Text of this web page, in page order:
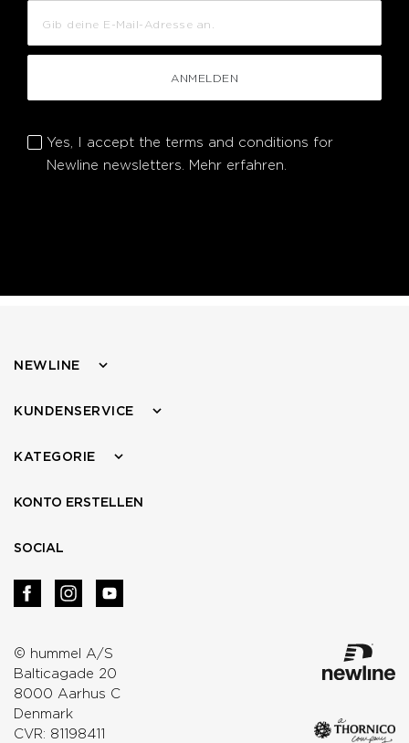
ANMELDEN
Yes, I accept the terms and conditions for
Newline newsletters. Mehr erfahren.
© hummel A/S
Balticagade 20
8000 Aarhus C
Denmark
CVR: 81198411
NEWLINE
KUNDENSERVICE
KATEGORIE
KONTO ERSTELLEN
SOCIAL